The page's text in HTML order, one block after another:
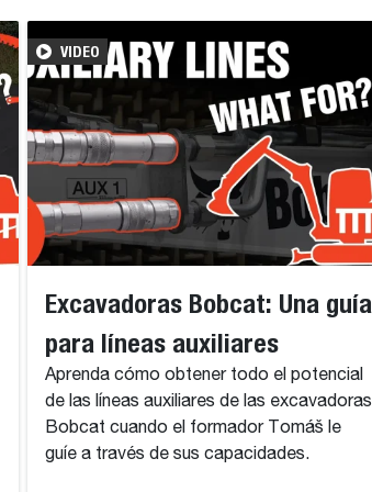
VIDEO
Excavadoras Bobcat: Una guía
para líneas auxiliares
Aprenda cómo obtener todo el potencial
de las líneas auxiliares de las excavadoras
Bobcat cuando el formador Tomáš le
guíe a través de sus capacidades.